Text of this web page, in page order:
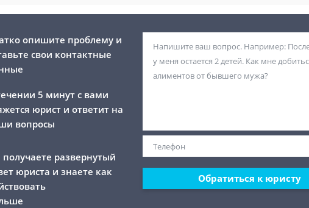
опишите проблему и
свои контактные
5 минут с вами
юрист и ответит на
вопросы
развернутый
юриста и знаете как
Обратиться к юристу